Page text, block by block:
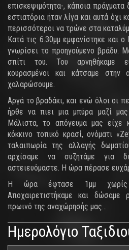
επισκεψιμότητα-, κάποια
εστιατόρια ήταν λίγα και αυτά όχι
περισσότεροι να τρώνε στα
Κατά τις 6.30μμ εμφανίστηκε και
γνωρίσει το προηγούμενο βράδυ.
σπίτι του. Του αρνηθήκαμε
κουρασμένοι και κάτσαμε στην
χαλαρώσουμε.
Αργά το βραδάκι, και ενώ όλοι οι
ήρθε να πιει μια μπύρα μαζί μας
Μάλιστα, το απόγευμα μας είχε
κόκκινο τοπικό κρασί, ονόματι
ταλαιπωρία της αλλαγής
αρχίσαμε να συζητάμε για
αστειευόμαστε. Η ώρα πέρασε
Η ώρα έφτασε 1μμ χωρίς
Αποχαιρετιστήκαμε και δώσαμε
πρωινό της αναχώρησής μας…
Ημερολόγιο